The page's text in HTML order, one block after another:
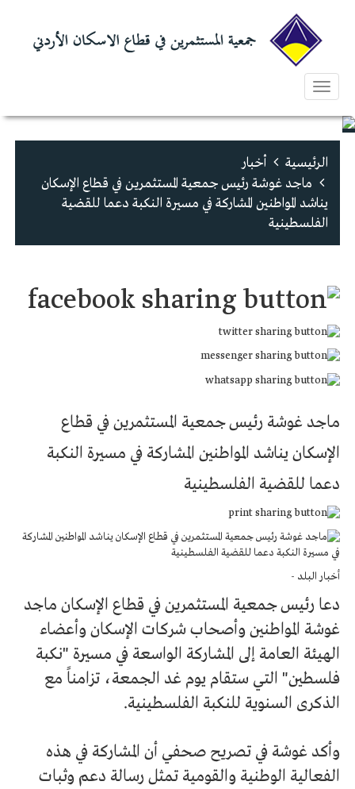
Toggle
navigation
الرئيسية
أخبار
ماجد غوشة رئيس جمعية المستثمرين في قطاع الإسكان
يناشد المواطنين المشاركة في مسيرة النكبة دعما للقضية
الفلسطينية
ماجد غوشة رئيس جمعية المستثمرين في قطاع
الإسكان يناشد المواطنين المشاركة في مسيرة النكبة
دعما للقضية الفلسطينية
أخبار البلد -
دعا رئيس جمعية المستثمرين في قطاع الإسكان ماجد
غوشة المواطنين وأصحاب شركات الإسكان وأعضاء
الهيئة العامة إلى المشاركة الواسعة في مسيرة "نكبة
فلسطين" التي ستقام يوم غد الجمعة، تزامناً مع
الذكرى السنوية للنكبة الفلسطينية.
وأكد غوشة في تصريح صحفي أن المشاركة في هذه
الفعالية الوطنية والقومية تمثل رسالة دعم وثبات